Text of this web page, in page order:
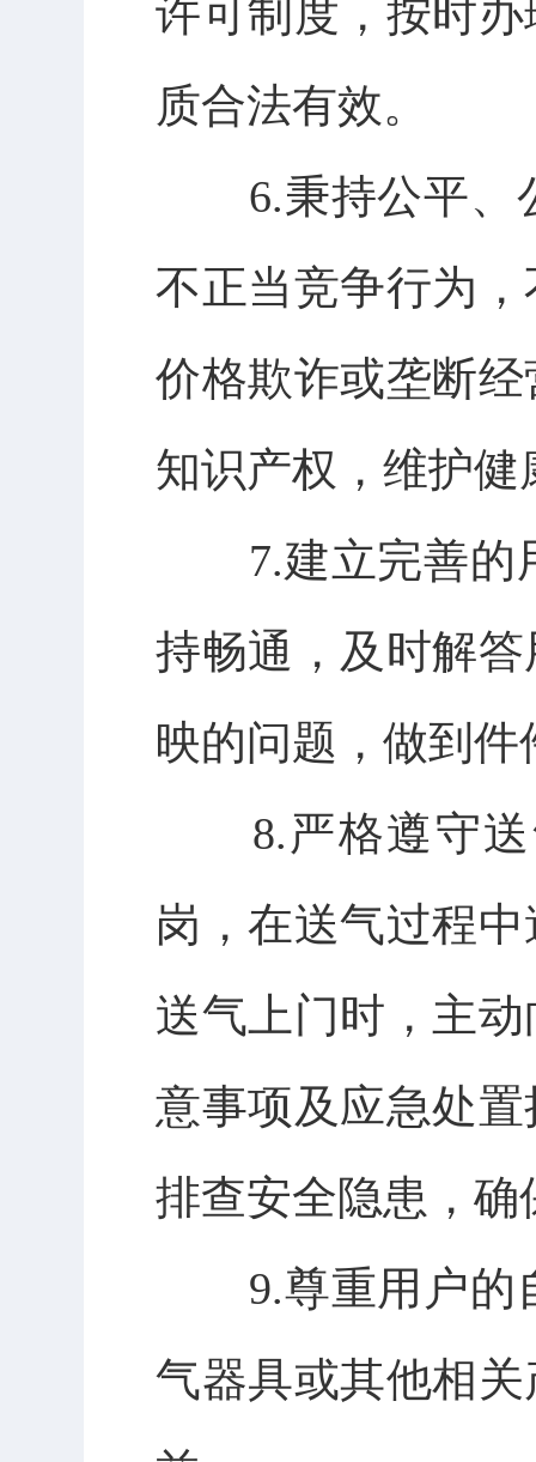
许可制度，按时
质合法有效。
6.秉持公平、
不正当竞争行为
价格欺诈或垄断
知识产权，维护
7.建立完善的
持畅通，及时解
映的问题，做到
8. 严格遵守
岗，在送气过程
送气上门时，主
意事项及应急处
排查安全隐患，
9.尊重用户的
气器具或其他相